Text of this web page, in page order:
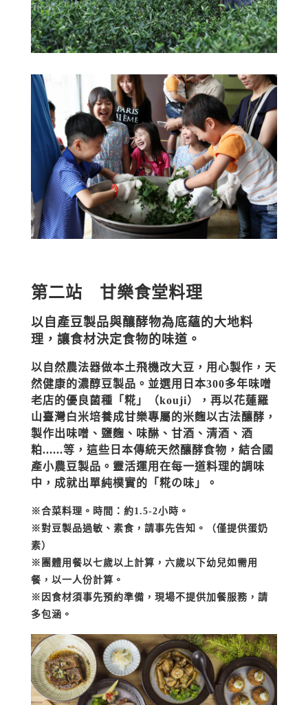
第二站 甘樂食堂料理
以自產豆製品與釀酵物為底蘊的大地料
理，讓食材決定食物的味道。
以自然農法器做本土飛機改大豆，用心製作，天
然健康的濃醇豆製品。並選用日本300多年味噌
老店的優良菌種「糀」（kouji），再以花蓮羅
山臺灣白米培養成甘樂專屬的米麴以古法釀酵，
製作出味噌、鹽麴、味醂、甘酒、清酒、酒
粕......等，這些日本傳統天然釀酵食物，結合國
產小農豆製品。靈活運用在每一道料理的調味
中，成就出單純樸實的「糀の 味」。
※合菜料理。時間：約1.5-2小時。
※對豆製品過敏、素食，請事先告知。（僅提供蛋奶
素）
※團體用餐以七歲以上計算，六歲以下幼兒如需用
餐，以一人份計算。
※因食材須事先預約準備，現場不提供加餐服務，請
多包涵。